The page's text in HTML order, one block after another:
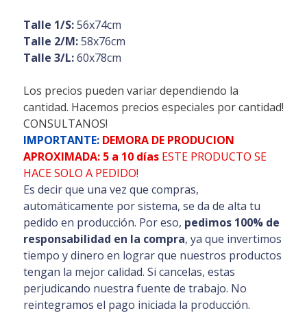
Talle 1/S:56x74cm
Talle 2/M:58x76cm
Talle 3/L:60x78cm
Los precios pueden variar dependiendo la
cantidad. Hacemos precios especiales por cantidad!
CONSULTANOS!
IMPORTANTE: DEMORA DE PRODUCION
APROXIMADA: 5 a 10 días ESTE PRODUCTO SE
HACE SOLO A PEDIDO!
Es decir que una vez que compras,
automáticamente por sistema, se da de alta tu
pedido en producción. Por eso, pedimos 100% de
responsabilidad en la compra, ya que invertimos
tiempo y dinero en lograr que nuestros productos
tengan la mejor calidad. Si cancelas, estas
perjudicando nuestra fuente de trabajo. No
reintegramos el pago iniciada la producción.